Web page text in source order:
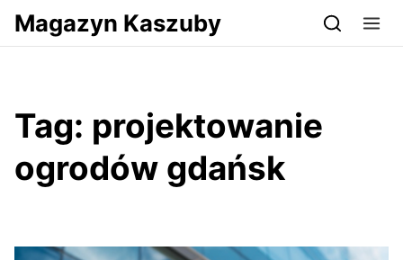
Przejdź do serwisu magazynkaszuby.pl
Magazyn Kaszuby
Tag: projektowanie
ogrodów gdańsk